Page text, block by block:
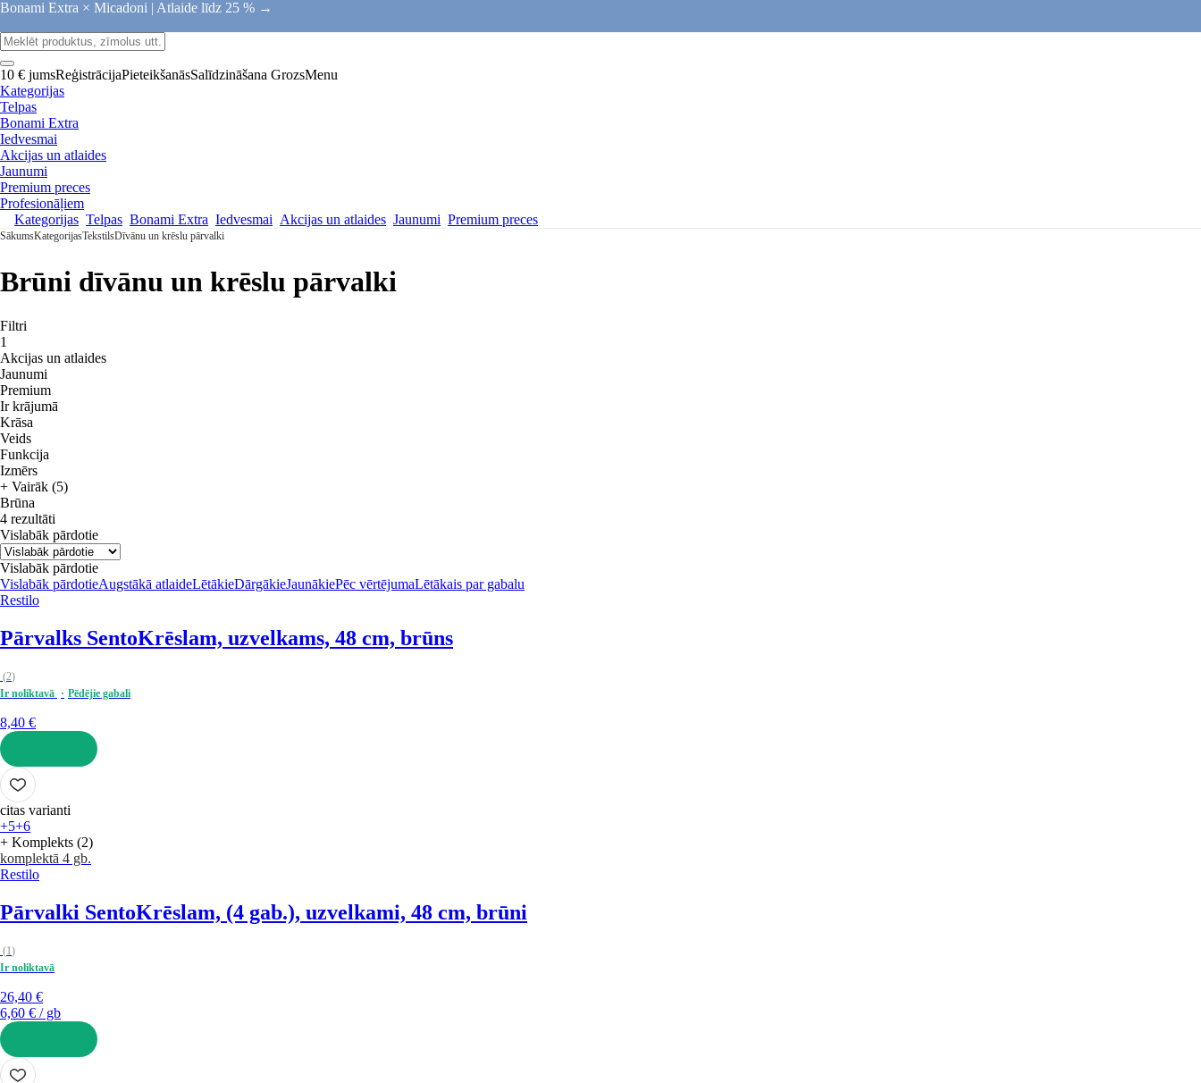
Bonami Extra × Micadoni | Atlaide līdz 25 % →
10 € jumsReģistrācijaPieteikšanāsSalīdzināšana GrozsMenu
Kategorijas
Telpas
Bonami Extra
Iedvesmai
Akcijas un atlaides
Jaunumi
Premium preces
Profesionāļiem
Kategorijas Telpas Bonami Extra Iedvesmai Akcijas un atlaides Jaunumi Premium preces
SākumsKategorijasTekstilsDīvānu un krēslu pārvalki
Brūni dīvānu un krēslu pārvalki
Filtri
1
Akcijas un atlaides
Jaunumi
Premium
Ir krājumā
Krāsa
Veids
Funkcija
Izmērs
+ Vairāk (5)
Brūna
4 rezultāti
Vislabāk pārdotie
Vislabāk pārdotie
Vislabāk pārdotieAugstākā atlaideLētākieDārgākieJaunākiePēc vērtējumaLētākais par gabalu
Restilo
Pārvalks SentoKrēslam, uzvelkams, 48 cm, brūns
(2)
Ir noliktavā
Pēdējie gabali
8,40 €
LIKT GROZĀ
citas varianti
+5+6
+ Komplekts (2)
komplektā 4 gb.
Restilo
Pārvalki SentoKrēslam, (4 gab.), uzvelkami, 48 cm, brūni
(1)
Ir noliktavā
26,40 €
6,60 € / gb
LIKT GROZĀ